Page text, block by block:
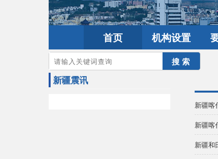
首页 机构设置
您的当前位置：首页>地震频道 新疆震讯
新疆震讯
新疆喀
新疆喀
新疆和